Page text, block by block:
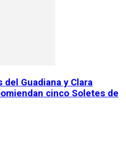
del Guadiana y Clara
cinco Soletes de